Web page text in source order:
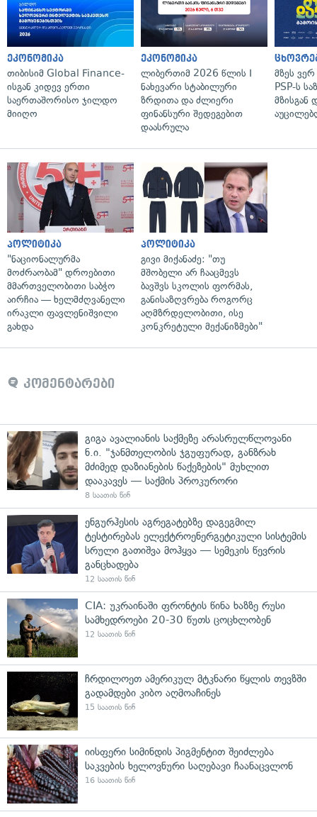
ეკონომიკა
თიბისიმ Global Finance-
ისგან კიდევ ერთი
საერთაშორისო ჯილდო
მიიღო
ეკონომიკა
ლიბერთიმ 2026 წლის I
ნახევარი სტაბილური
ზრდითა და ძლიერი
ფინანსური შედეგებით
დაასრულა
მზეს
PSP-ს
მზისგან
პოლიტიკა
"ნაციონალურმა
მოძრაობამ" დროებითი
მმართველობითი საბჭო
აირჩია — ხელმძღვანელი
ირაკლი ფავლენიშვილი
გახდა
პოლიტიკა
გივი მიქანაძე: "თუ
მშობელი არ ჩააცმევს
ბავშვს სკოლის ფორმას,
განისაზღვრება როგორც
აღმზრდელობითი, ისე
კონკრეტული მექანიზმები"
კომენტარები
გიგა ავალიანის საქმეზე არასრულწლოვანი
ნ.ი. "ჯანმთელობის ჯგუფურად, განზრახ
მძიმედ დაზიანების წაქეზების" მუხლით
დააკავეს — საქმის პროკურორი
8 საათის წინ
ენგურჰესის აგრეგატებზე დაგეგმილ
ტესტირებას ელექტროენერგეტიკული სისტემის
სრული გათიშვა მოჰყვა — სემეკის წევრის
განცხადება
12 საათის წინ
CIA: უკრაინაში ფრონტის წინა ხაზზე რუსი
სამხედროები 20-30 წუთს ცოცხლობენ
12 საათის წინ
ჩრდილოეთ ამერიკულ მტკნარი წყლის თევზში
გადამდები კიბო აღმოაჩინეს
15 საათის წინ
იისფერი სიმინდის პიგმენტით შეიძლება
საკვების ხელოვნური საღებავი ჩაანაცვლონ
16 საათის წინ